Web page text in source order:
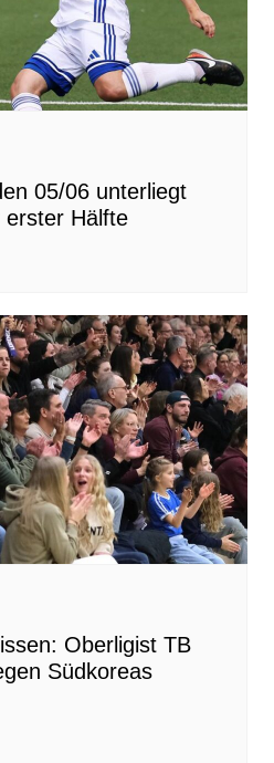
05/06 unterliegt
erster Hälfte
Oberligist TB
Südkoreas